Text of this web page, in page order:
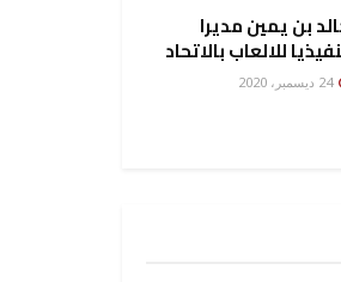
بن يمين مديرا
للالعاب بالاتحاد
24 ديسمبر، 2020